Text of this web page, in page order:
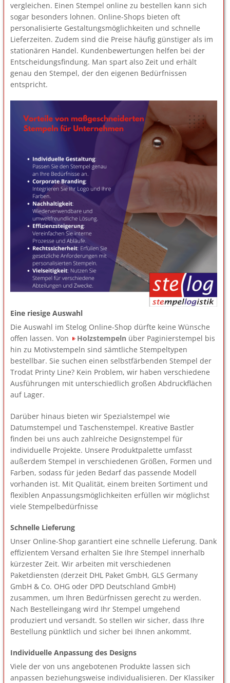
vergleichen. Einen Stempel online zu bestellen kann sich
sogar besonders lohnen. Online-Shops bieten oft
personalisierte Gestaltungsmöglichkeiten und schnelle
Lieferzeiten. Zudem sind die Preise häufig günstiger als im
stationären Handel. Kundenbewertungen helfen bei der
Entscheidungsfindung. Man spart also Zeit und erhält
genau den Stempel, der den eigenen Bedürfnissen
entspricht.
Eine riesige Auswahl
Die Auswahl im Stelog Online-Shop dürfte keine Wünsche
offen lassen. Von
Holzstempeln über Paginierstempel bis
hin zu Motivstempeln sind sämtliche Stempeltypen
bestellbar. Sie suchen einen selbstfärbenden Stempel der
Trodat Printy Line? Kein Problem, wir haben verschiedene
Ausführungen mit unterschiedlich großen Abdruckflächen
auf Lager.
Darüber hinaus bieten wir Spezialstempel wie
Datumstempel und Taschenstempel. Kreative Bastler
finden bei uns auch zahlreiche Designstempel für
individuelle Projekte. Unsere Produktpalette umfasst
außerdem Stempel in verschiedenen Größen, Formen und
Farben, sodass für jeden Bedarf das passende Modell
vorhanden ist. Mit Qualität, einem breiten Sortiment und
flexiblen Anpassungsmöglichkeiten erfüllen wir möglichst
viele Stempelbedürfnisse
Schnelle Lieferung
Unser Online-Shop garantiert eine schnelle Lieferung. Dank
effizientem Versand erhalten Sie Ihre Stempel innerhalb
kürzester Zeit. Wir arbeiten mit verschiedenen
Paketdiensten (derzeit DHL Paket GmbH, GLS Germany
GmbH & Co. OHG oder DPD Deutschland GmbH)
zusammen, um Ihren Bedürfnissen gerecht zu werden.
Nach Bestelleingang wird Ihr Stempel umgehend
produziert und versandt. So stellen wir sicher, dass Ihre
Bestellung pünktlich und sicher bei Ihnen ankommt.
Individuelle Anpassung des Designs
Viele der von uns angebotenen Produkte lassen sich
anpassen beziehungsweise individualisieren. Der Klassiker